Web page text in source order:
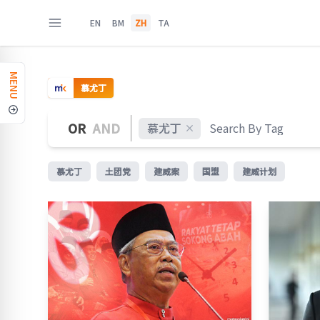
EN BM ZH TA
MENU 慕尤丁
OR AND 慕尤丁
慕尤丁 土团党 建威案 国盟 建威计划